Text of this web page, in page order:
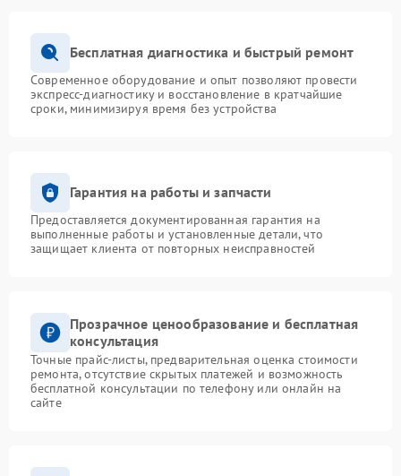
Бесплатная диагностика и быстрый ремонт
Современное оборудование и опыт позволяют провести
экспресс-диагностику и восстановление в кратчайшие
сроки, минимизируя время без устройства
Гарантия на работы и запчасти
Предоставляется документированная гарантия на
выполненные работы и установленные детали, что
защищает клиента от повторных неисправностей
Прозрачное ценообразование и бесплатная
консультация
Точные прайс-листы, предварительная оценка стоимости
ремонта, отсутствие скрытых платежей и возможность
бесплатной консультации по телефону или онлайн на
сайте